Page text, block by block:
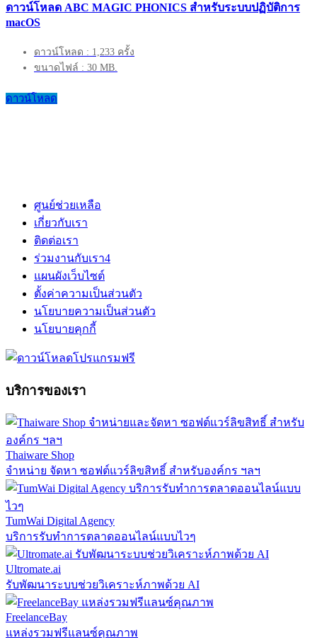
ดาวน์โหลด ABC MAGIC PHONICS สำหรับระบบปฏิบัติการ
macOS
ดาวน์โหลด : 1,233 ครั้ง
ขนาดไฟล์ : 30 MB.
ดาวน์โหลด
ศูนย์ช่วยเหลือ
เกี่ยวกับเรา
ติดต่อเรา
ร่วมงานกับเรา4
แผนผังเว็บไซต์
ตั้งค่าความเป็นส่วนตัว
นโยบายความเป็นส่วนตัว
นโยบายคุกกี้
บริการของเรา
Thaiware Shop
จำหน่าย จัดหา ซอฟต์แวร์ลิขสิทธิ์ สำหรับองค์กร ฯลฯ
TumWai Digital Agency
บริการรับทำการตลาดออนไลน์แบบไวๆ
Ultromate.ai
รับพัฒนาระบบช่วยวิเคราะห์ภาพด้วย AI
FreelanceBay
แหล่งรวมฟรีแลนซ์คุณภาพ